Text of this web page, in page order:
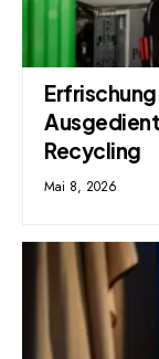
Recycling
Mai 8, 2026